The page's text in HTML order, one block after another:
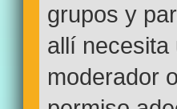
grupos y
allí necesita
moderador